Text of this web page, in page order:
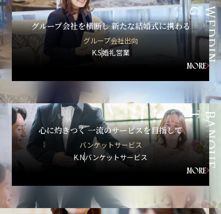
グループ会社を横断し 新たな結婚式に携わる
グループ会社出向
K.S婚礼営業
MORE
W
E
D
D
I
N
G
心に灼きつく 一流のサービスを目指して
バンケットサービス
K.Nバンケットサービス
MOREB
A
N
Q
U
E
T